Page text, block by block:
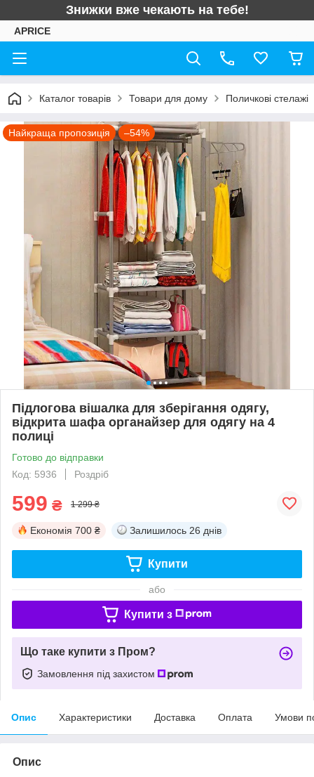
Знижки вже чекають на тебе!
APRICE
Каталог товарів Товари для дому Поличкові стелажі
Найкраща пропозиція –54%
Підлогова вішалка для зберігання одягу,
відкрита шафа органайзер для одягу на 4
полиці
Готово до відправки
Код: 5936
Роздріб
599 ₴ 1 299 ₴
Економія 700 ₴ Залишилось 26 днів
Купити
або
Купити з
Що таке купити з Пром?
Замовлення під захистом
Опис Характеристики Доставка Оплата Умови
Опис